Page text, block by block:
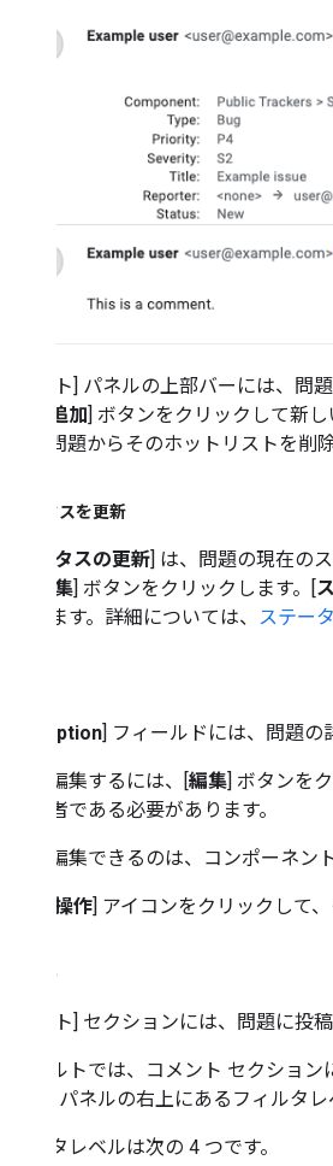
[コメント] パネルの上部バーには、問
ストを追加] ボタンをクリックして新
して、問題からそのホットリストを削除
ステータスを更新
ステータスの更新] は、問題の現在の
編集] ボタンをクリックします。[
を開きます。詳細については、 ステー
Description] フィールドには、問題の
説明を編集するには、[編集] ボタンを
の作成者である必要があります。
説明を編集できるのは、コンポーネン
説明の操作] アイコンをクリックして
コメント
[コメント] セクションには、問題に投
デフォルトでは、コメント セクショ
メント] パネルの右上にあるフィルタ
フィルタレベルは次の 4 つです。